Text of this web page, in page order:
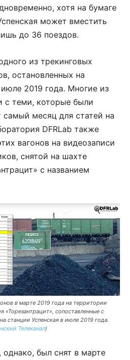
хотя на бумаге
может вместить
до 36 поездов.
из трекинговых
остановленных на
2019 года. Многие из
с теми, которые были
самый месяц для статей на
DFRLab также
вагонов на видеозаписи
снятой на шахте
с названием
в марте 2019 года на территории
«Торезантрацит», сопоставленные с
станции Успенская в июле 2019 года.
Телеканал)
был снят в марте